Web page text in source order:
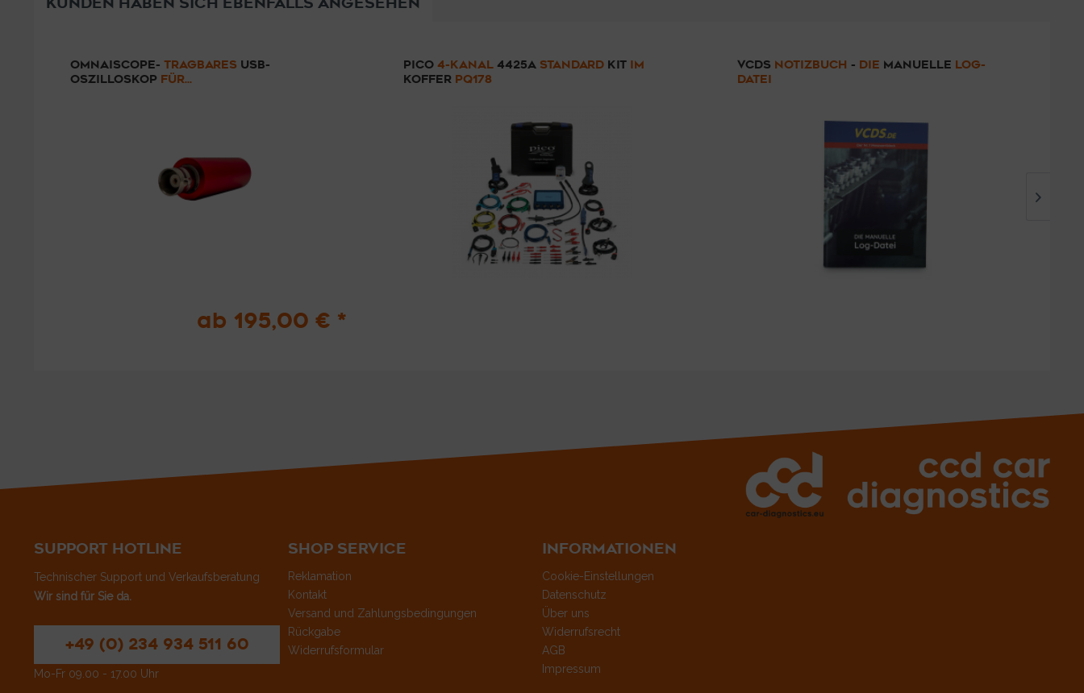
OMNAISCOPE- TRAGBARES USB-
OSZILLOSKOP FÜR...
ab 195,00 € *
PICO 4-KANAL 4425A STANDARD KIT IM
KOFFER PQ178
VCDS NOTIZBUCH - DIE MANUELLE LOG-
DATEI
SUPPORT HOTLINE
Technischer Support und Verkaufsberatung
Wir sind für Sie da.
+49 (0) 234 934 511 60
Mo-Fr 09.00 - 17.00 Uhr
SHOP SERVICE
Reklamation
Kontakt
Versand und Zahlungsbedingungen
Rückgabe
Widerrufsformular
INFORMATIONEN
Cookie-Einstellungen
Datenschutz
Über uns
Widerrufsrecht
AGB
Impressum